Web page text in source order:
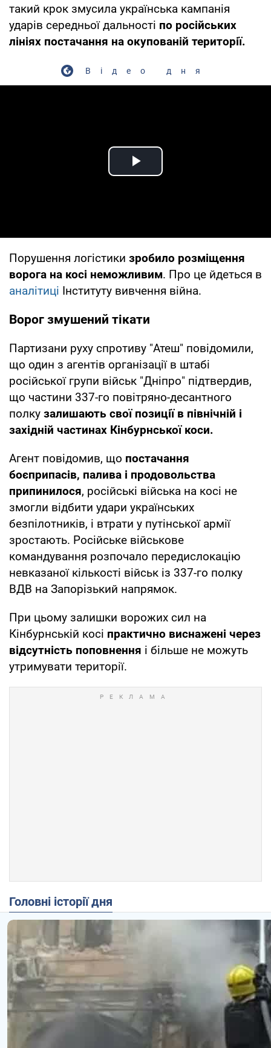
такий крок змусила українська кампанія
ударів середньої дальності по російських
лініях постачання на окупованій території.
Відео дня
Play Video
Порушення логістики зробило розміщення
ворога на косі неможливим. Про це йдеться в
аналітиці Інституту вивчення війна.
Ворог змушений тікати
Партизани руху спротиву "Атеш" повідомили,
що один з агентів організації в штабі
російської групи військ "Дніпро" підтвердив,
що частини 337-го повітряно-десантного
полку залишають свої позиції в північній і
західній частинах Кінбурнської коси.
Агент повідомив, що постачання
боєприпасів, палива і продовольства
припинилося, російські війська на косі не
змогли відбити удари українських
безпілотників, і втрати у путінської армії
зростають. Російське військове
командування розпочало передислокацію
невказаної кількості військ із 337-го полку
ВДВ на Запорізький напрямок.
При цьому залишки ворожих сил на
Кінбурнській косі практично виснажені через
відсутність поповнення і більше не можуть
утримувати території.
Головні історії дня